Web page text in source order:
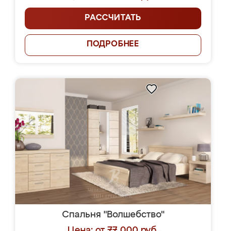
РАССЧИТАТЬ
ПОДРОБНЕЕ
Спальня "Волшебство"